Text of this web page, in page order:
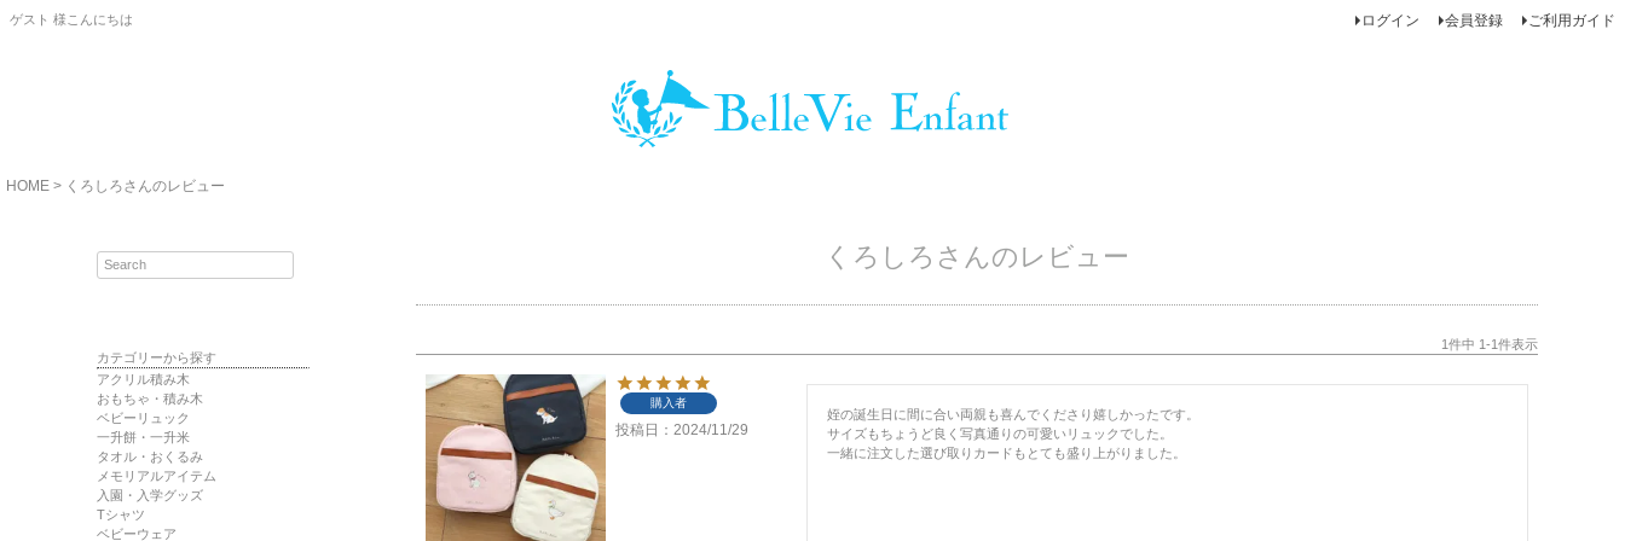
ゲスト 様こんにちは ログイン 会員登録 ご利用ガイド
HOME くろしろさんのレビュー
カテゴリーから探す
アクリル積み木
おもちゃ・積み木
ベビーリュック
一升餅・一升米
タオル・おくるみ
メモリアルアイテム
入園・入学グッズ
Tシャツ
ベビーウェア
くろしろさんのレビュー
1 件中 1 -1 件表示
購入者
投稿日 2024/11/29
姪の誕生日に間に合い両親も喜んでくださり嬉しかったです。
サイズもちょうど良く写真通りの可愛いリュックでした。
一緒に注文した選び取りカードもとても盛り上がりました。